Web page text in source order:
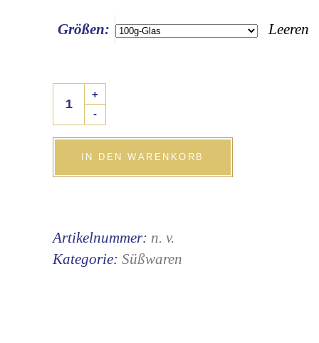
Größen: Leeren
Klassiker
-
Gebrannte
Wiener
mit
extra
-
+
IN DEN WARENKORB
Artikelnummer: n. v.
Kategorie: Süßwaren